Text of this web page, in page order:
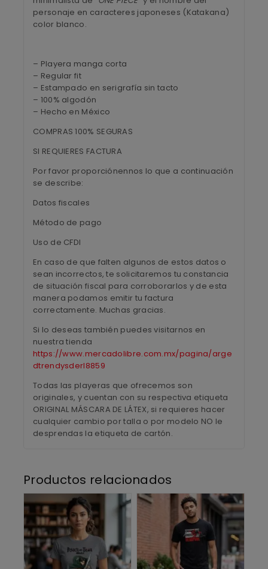
personaje en caracteres japoneses (Katakana)
color blanco.
– Playera manga corta
– Regular fit
– Estampado en serigrafía sin tacto
– 100% algodón
– Hecho en México
COMPRAS 100% SEGURAS
SI REQUIERES FACTURA
Por favor proporciónennos lo que a continuación
se describe:
Datos fiscales
Método de pago
Uso de CFDI
En caso de que falten algunos de estos datos o
sean incorrectos, te solicitaremos tu constancia
de situación fiscal para corroborarlos y de esta
manera podamos emitir tu factura
correctamente. Muchas gracias.
Si lo deseas también puedes visitarnos en
nuestra tienda
https://www.mercadolibre.com.mx/pagina/arge
dtrendysderl8859
Todas las playeras que ofrecemos son
originales, y cuentan con su respectiva etiqueta
ORIGINAL MÁSCARA DE LÁTEX, si requieres hacer
cualquier cambio por talla o por modelo NO le
desprendas la etiqueta de cartón.
Productos relacionados